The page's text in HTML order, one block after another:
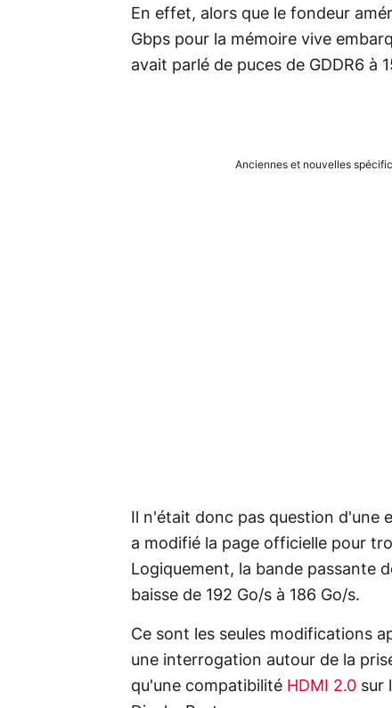
En effet, alors que le fondeur
Gbps pour la mémoire vive
avait parlé de puces de GDDR6 à
Anciennes et nouvelles
Il n'était donc pas question d'une
a modifié la page officielle pour
Logiquement, la bande passante
baisse de 192 Go/s à 186 Go/s.
Ce sont les seules modifications
une interrogation autour de la
qu'une compatibilité HDMI 2.0 sur